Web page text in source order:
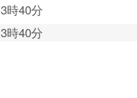
3時40分
3時40分